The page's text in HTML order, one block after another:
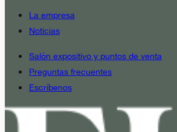
La empresa
Noticias
Salón expositivo y puntos de venta
Preguntas frecuentes
Escríbenos